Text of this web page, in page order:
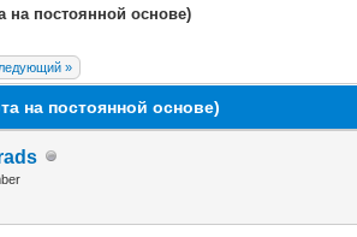
на постоянной основе)
»
на постоянной основе)